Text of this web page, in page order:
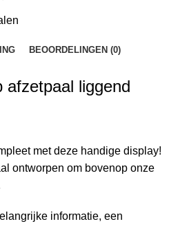
BEOORDELINGEN (0)
afzetpaal liggend
met deze handige display!
ontworpen om bovenop onze
informatie, een